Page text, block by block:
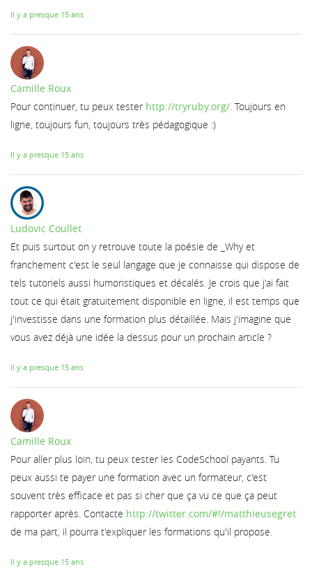
Il y a presque 15 ans
Camille Roux
Pour continuer, tu peux tester http://tryruby.org/. Toujours en
ligne, toujours fun, toujours très pédagogique :)
Il y a presque 15 ans
Ludovic Coullet
Et puis surtout on y retrouve toute la poésie de _Why et
franchement c'est le seul langage que je connaisse qui dispose de
tels tutoriels aussi humoristiques et décalés. Je crois que j'ai fait
tout ce qui était gratuitement disponible en ligne, il est temps que
j'investisse dans une formation plus détaillée. Mais j'imagine que
vous avez déjà une idée la dessus pour un prochain article ?
Il y a presque 15 ans
Camille Roux
Pour aller plus loin, tu peux tester les CodeSchool payants. Tu
peux aussi te payer une formation avec un formateur, c'est
souvent très efficace et pas si cher que ça vu ce que ça peut
rapporter après. Contacte http://twitter.com/#!/matthieusegret
de ma part, il pourra t'expliquer les formations qu'il propose.
Il y a presque 15 ans